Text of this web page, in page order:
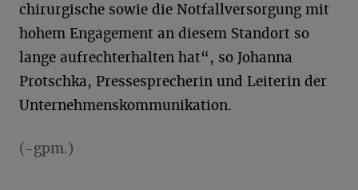
chirurgische sowie die Notfallversorgung mit
hohem Engagement an diesem Standort so
lange aufrechterhalten hat“, so Johanna
Protschka, Pressesprecherin und Leiterin der
Unternehmenskommunikation.
(-gpm.)